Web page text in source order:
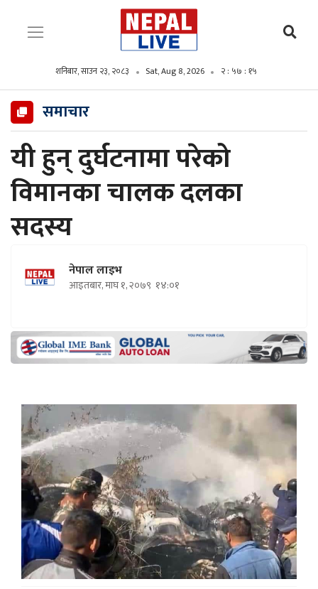
शनिबार, साउन २३, २०८३ Sat, Aug 8, 2026 २ : ५७ : १६
समाचार
यी हुन् दुर्घटनामा परेको
विमानका चालक दलका
सदस्य
नेपाल लाइभ
आइतबार, माघ १, २०७९ १४:०१